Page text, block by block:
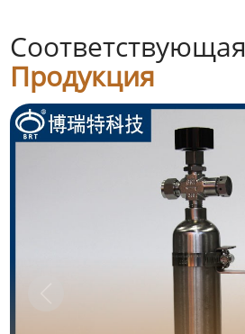
Соответствующая
Продукция